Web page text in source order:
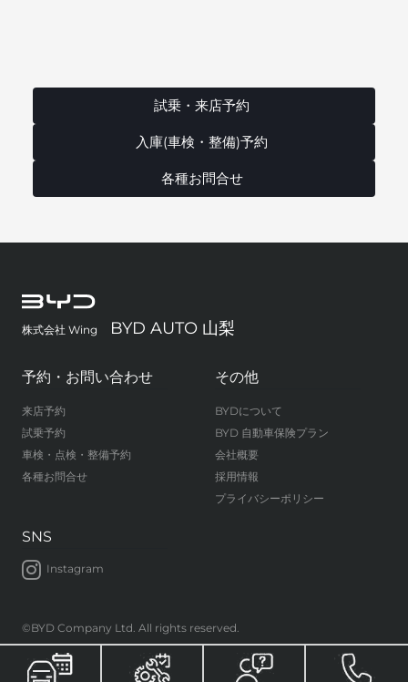
試乗・来店予約
入庫(車検・整備)予約
各種お問合せ
株式会社 Wing BYD AUTO 山梨
予約・お問い合わせ
来店予約
試乗予約
車検・点検・整備予約
各種お問合せ
その他
BYDについて
BYD 自動車保険プラン
会社概要
採用情報
プライバシーポリシー
SNS
Instagram
©BYD Company Ltd. All rights reserved.